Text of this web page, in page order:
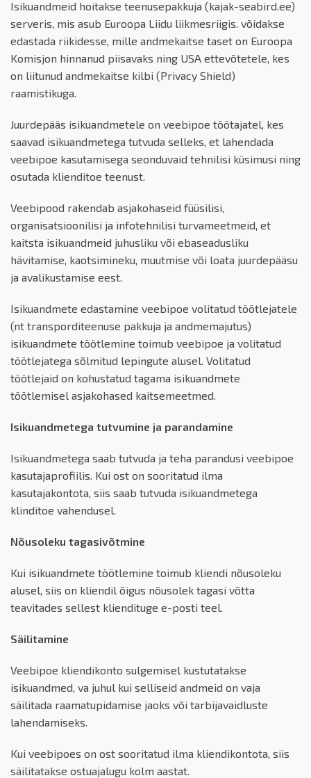
Isikuandmeid hoitakse teenusepakkuja (kajak-seabird.ee)
serveris, mis asub Euroopa Liidu liikmesriigis. võidakse
edastada riikidesse, mille andmekaitse taset on Euroopa
Komisjon hinnanud piisavaks ning USA ettevõtetele, kes
on liitunud andmekaitse kilbi (Privacy Shield)
raamistikuga.
Juurdepääs isikuandmetele on veebipoe töötajatel, kes
saavad isikuandmetega tutvuda selleks, et lahendada
veebipoe kasutamisega seonduvaid tehnilisi küsimusi ning
osutada klienditoe teenust.
Veebipood rakendab asjakohaseid füüsilisi,
organisatsioonilisi ja infotehnilisi turvameetmeid, et
kaitsta isikuandmeid juhusliku või ebaseadusliku
hävitamise, kaotsimineku, muutmise või loata juurdepääsu
ja avalikustamise eest.
Isikuandmete edastamine veebipoe volitatud töötlejatele
(nt transporditeenuse pakkuja ja andmemajutus)
isikuandmete töötlemine toimub veebipoe ja volitatud
töötlejatega sõlmitud lepingute alusel. Volitatud
töötlejaid on kohustatud tagama isikuandmete
töötlemisel asjakohased kaitsemeetmed.
Isikuandmetega tutvumine ja parandamine
Isikuandmetega saab tutvuda ja teha parandusi veebipoe
kasutajaprofiilis. Kui ost on sooritatud ilma
kasutajakontota, siis saab tutvuda isikuandmetega
klinditoe vahendusel.
Nõusoleku tagasivõtmine
Kui isikuandmete töötlemine toimub kliendi nõusoleku
alusel, siis on kliendil õigus nõusolek tagasi võtta
teavitades sellest kliendituge e-posti teel.
Säilitamine
Veebipoe kliendikonto sulgemisel kustutatakse
isikuandmed, va juhul kui selliseid andmeid on vaja
säilitada raamatupidamise jaoks või tarbijavaidluste
lahendamiseks.
Kui veebipoes on ost sooritatud ilma kliendikontota, siis
säilitatakse ostuajalugu kolm aastat.